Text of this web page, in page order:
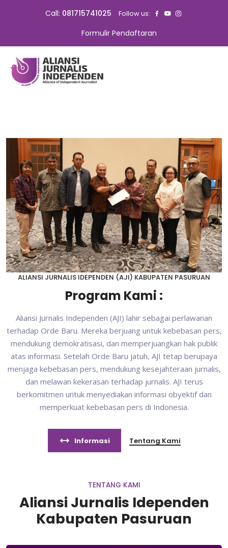
Call: 081715741025 Follow us:
Formulir Pendaftaran
ALIANSI JURNALIS IDEPENDEN (AJI) KABUPATEN PASURUAN
Program Kami :
Aliansi Jurnalis Independen (AJI) lahir sebagai perlawanan
terhadap Orde Baru. Mereka berjuang untuk kebebasan pers,
mendukung demokratisasi, dan memperjuangkan hak publik
atas informasi. Setelah Orde Baru jatuh, AJI tetap berupaya
menjaga kebebasan pers, mendukung kesejahteraan jurnalis,
dan melawan kekerasan terhadap jurnalis. AJI terus
berkomitmen untuk menyediakan informasi obyektif dan
memperkuat kebebasan pers di Indonesia.
Informasi Tentang Kami
TENTANG KAMI
Aliansi Jurnalis Idependen
Kabupaten Pasuruan